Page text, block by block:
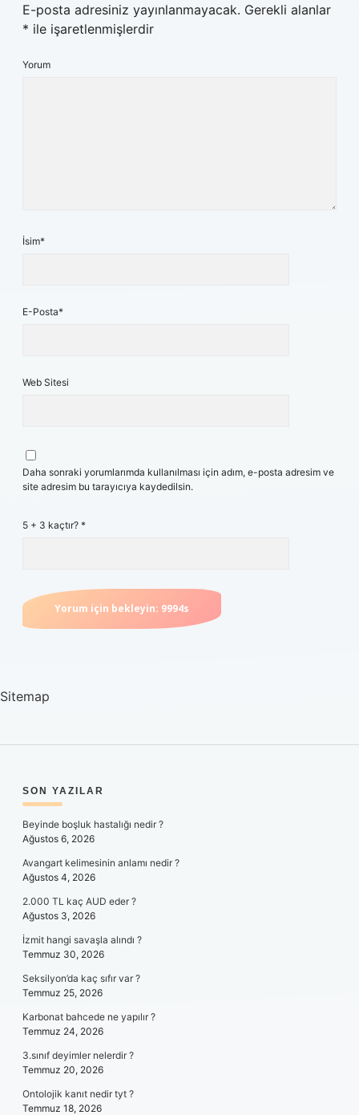
E-posta adresiniz yayınlanmayacak. Gerekli alanlar
* ile işaretlenmişlerdir
Yorum
İsim*
E-Posta*
Web Sitesi
Daha sonraki yorumlarımda kullanılması için adım, e-posta adresim ve
site adresim bu tarayıcıya kaydedilsin.
5 + 3 kaçtır? *
Sitemap
SIDEBAR
SON YAZILAR
Beyinde boşluk hastalığı nedir ?
Ağustos 6, 2026
Avangart kelimesinin anlamı nedir ?
Ağustos 4, 2026
2.000 TL kaç AUD eder ?
Ağustos 3, 2026
İzmit hangi savaşla alındı ?
Temmuz 30, 2026
Seksilyon’da kaç sıfır var ?
Temmuz 25, 2026
Karbonat bahcede ne yapılır ?
Temmuz 24, 2026
3.sınıf deyimler nelerdir ?
Temmuz 20, 2026
Ontolojik kanıt nedir tyt ?
Temmuz 18, 2026